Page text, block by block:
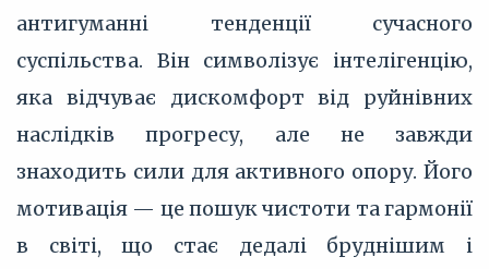
антигуманні тенденції сучасного
суспільства. Він символізує інтелігенцію,
яка відчуває дискомфорт від руйнівних
наслідків прогресу, але не завжди
знаходить сили для активного опору. Його
мотивація — це пошук чистоти та гармонії
в світі, що стає дедалі бруднішим і